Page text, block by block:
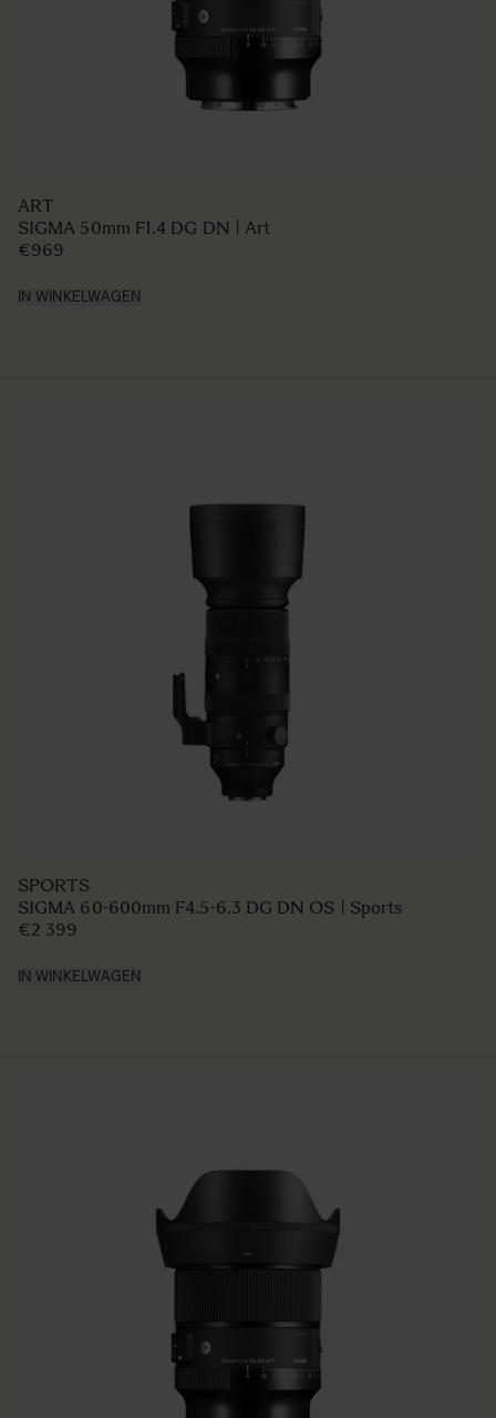
ART
SIGMA 50mm F1.4 DG DN | Art
€969
IN WINKELWAGEN
SPORTS
SIGMA 60-600mm F4.5-6.3 DG DN OS | Sports
€2 399
IN WINKELWAGEN